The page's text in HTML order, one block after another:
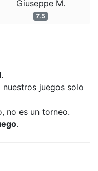
Giuseppe M.
7.5
.
nuestros juegos solo
no es un torneo.
.